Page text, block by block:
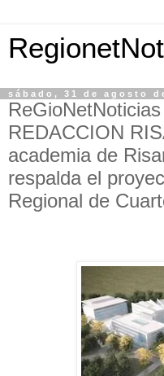
sábado, 31 de agosto
REDACCION
academia de
respalda el
Regional de